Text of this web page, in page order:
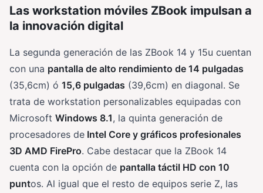
Las workstation móviles ZBook impulsan a
la innovación digital
La segunda generación de las ZBook 14 y 15u cuentan
con una pantalla de alto rendimiento de 14 pulgadas
(35,6cm) ó 15,6 pulgadas (39,6cm) en diagonal. Se
trata de workstation personalizables equipadas con
Microsoft Windows 8.1, la quinta generación de
procesadores de Intel Core y gráficos profesionales
3D AMD FirePro. Cabe destacar que la ZBook 14
cuenta con la opción de pantalla táctil HD con 10
puntos. Al igual que el resto de equipos serie Z, las